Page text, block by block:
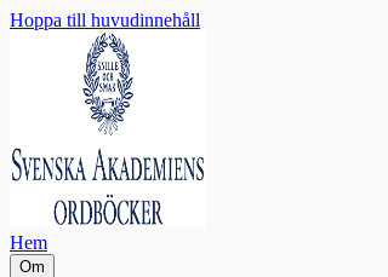
Hoppa till huvudinnehåll
Hem
Om